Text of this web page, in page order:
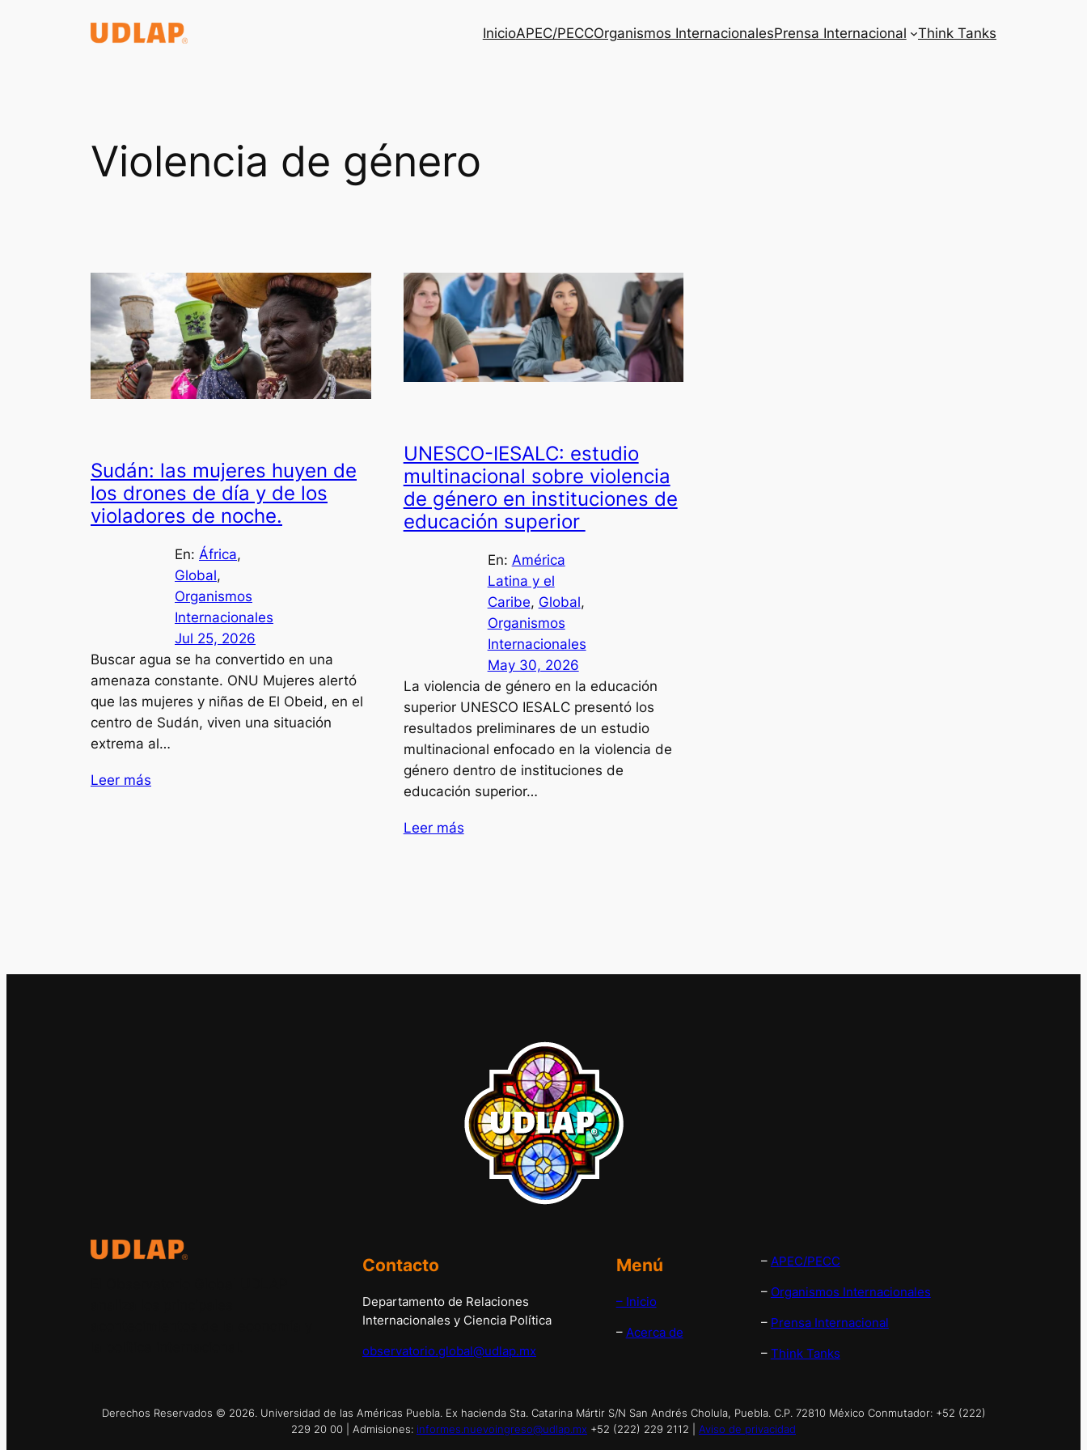
InicioAPEC/PECCOrganismos InternacionalesPrensa Internacional Think Tanks
Violencia de género
Sudán: las mujeres huyen de
los drones de día y de los
violadores de noche.
En: África
Global
Organismos
Internacionales
Jul 25, 2026
Buscar agua se ha convertido en una
amenaza constante. ONU Mujeres alertó
que las mujeres y niñas de El Obeid, en el
centro de Sudán, viven una situación
extrema al…
Leer más
UNESCO-IESALC: estudio
multinacional sobre violencia
de género en instituciones de
educación superior
En: América
Latina y el
Caribe, Global
Organismos
Internacionales
May 30, 2026
La violencia de género en la educación
superior UNESCO IESALC presentó los
resultados preliminares de un estudio
multinacional enfocado en la violencia de
género dentro de instituciones de
educación superior…
Leer más
Contacto
Departamento de Relaciones
Internacionales y Ciencia Política
observatorio.global@udlap.mx
Menú
– Inicio
– Acerca de
– APEC/PECC
– Organismos Internacionales
– Prensa Internacional
– Think Tanks
Derechos Reservados © 2026. Universidad de las Américas Puebla. Ex hacienda Sta. Catarina Mártir S/N San Andrés Cholula, Puebla. C.P. 72810 México Conmutador: +52 (222)
229 20 00 | Admisiones: informes.nuevoingreso@udlap.mx +52 (222) 229 2112 | Aviso de privacidad